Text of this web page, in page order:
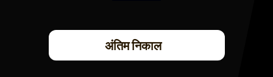
अंतिम निकाल